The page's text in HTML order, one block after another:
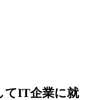
てIT企業に就